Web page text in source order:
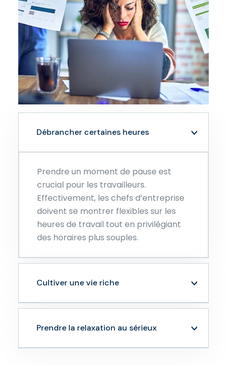
Débrancher certaines heures
Prendre un moment de pause est
crucial pour les travailleurs.
Effectivement, les chefs d’entreprise
doivent se montrer flexibles sur les
heures de travail tout en privilégiant
des horaires plus souples.
Cultiver une vie riche
Prendre la relaxation au sérieux